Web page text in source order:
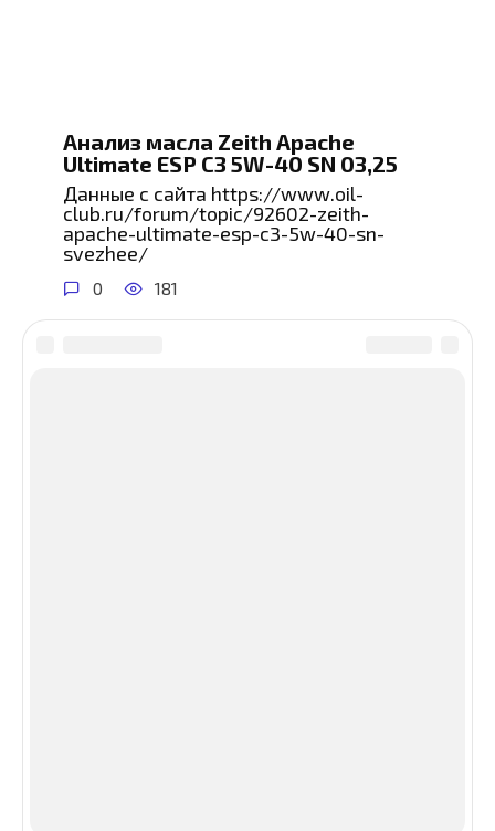
Анализ масла Zeith Apache
Ultimate ESP C3 5W-40 SN 03,25
Данные с сайта https://www.oil-
club.ru/forum/topic/92602-zeith-
apache-ultimate-esp-c3-5w-40-sn-
svezhee/
0 181